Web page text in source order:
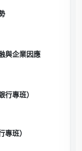
與企業因應
行專班）
專班）